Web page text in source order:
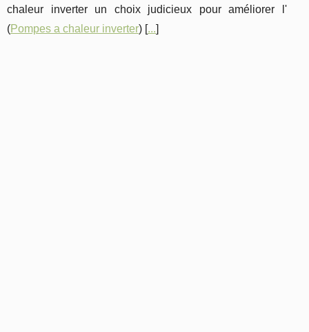
chaleur inverter un choix judicieux pour améliorer l'
(Pompes a chaleur inverter) [...]